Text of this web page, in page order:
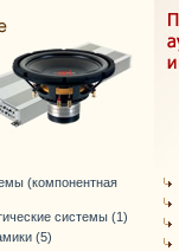
(компонентная
системы (1)
(5)